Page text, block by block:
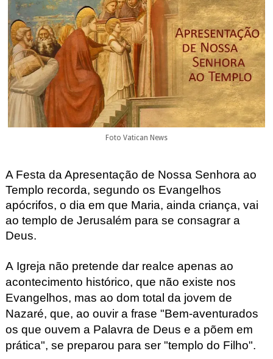
Foto Vatican News
A Festa da Apresentação de Nossa Senhora ao
Templo recorda, segundo os Evangelhos
apócrifos, o dia em que Maria, ainda criança, vai
ao templo de Jerusalém para se consagrar a
Deus.
A Igreja não pretende dar realce apenas ao
acontecimento histórico, que não existe nos
Evangelhos, mas ao dom total da jovem de
Nazaré, que, ao ouvir a frase "Bem-aventurados
os que ouvem a Palavra de Deus e a põem em
prática", se preparou para ser "templo do Filho".